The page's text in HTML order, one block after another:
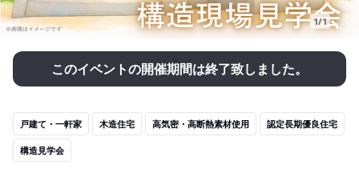
1/1
このイベントの開催期間は終了致しました。
戸建て・一軒家 木造住宅 高気密・高断熱素材使用 認定長期優良住宅
構造見学会